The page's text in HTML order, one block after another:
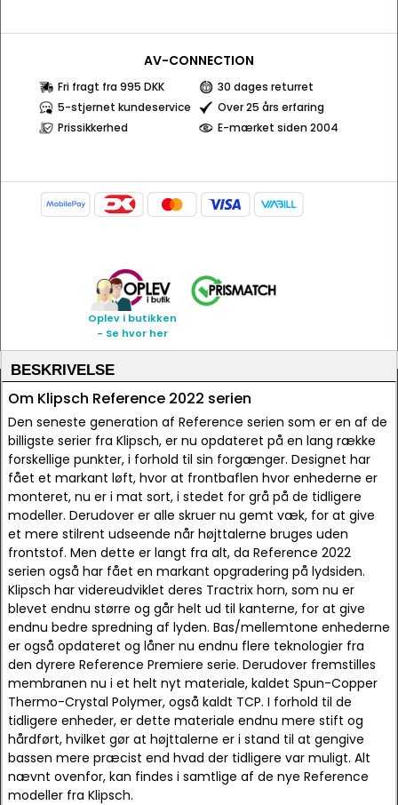
AV-CONNECTION
Fri fragt fra 995 DKK
30 dages returret
5-stjernet kundeservice
Over 25 års erfaring
Prissikkerhed
E-mærket siden 2004
Oplev i butikken
- Se hvor her
BESKRIVELSE
Om Klipsch Reference 2022 serien
Den seneste generation af Reference serien som er en af de
billigste serier fra Klipsch, er nu opdateret på en lang række
forskellige punkter, i forhold til sin forgænger. Designet har
fået et markant løft, hvor at frontbaflen hvor enhederne er
monteret, nu er i mat sort, i stedet for grå på de tidligere
modeller. Derudover er alle skruer nu gemt væk, for at give
et mere stilrent udseende når højttalerne bruges uden
frontstof. Men dette er langt fra alt, da Reference 2022
serien også har fået en markant opgradering på lydsiden.
Klipsch har videreudviklet deres Tractrix horn, som nu er
blevet endnu større og går helt ud til kanterne, for at give
endnu bedre spredning af lyden. Bas/mellemtone enhederne
er også opdateret og låner nu endnu flere teknologier fra
den dyrere Reference Premiere serie. Derudover fremstilles
membranen nu i et helt nyt materiale, kaldet Spun-Copper
Thermo-Crystal Polymer, også kaldt TCP. I forhold til de
tidligere enheder, er dette materiale endnu mere stift og
hårdført, hvilket gør at højttalerne er i stand til at gengive
bassen mere præcist end hvad der tidligere var muligt. Alt
nævnt ovenfor, kan findes i samtlige af de nye Reference
modeller fra Klipsch.